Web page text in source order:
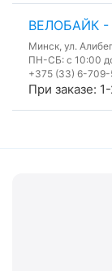
ВЕЛОБАЙК -
Минск, ул.
ПН-СБ: с 10:00
+375 (33) 6-
При заказе: